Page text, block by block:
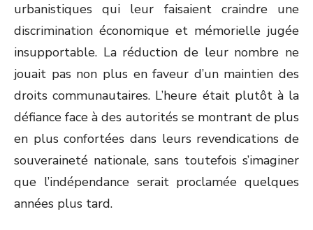
urbanistiques qui leur faisaient craindre une
discrimination économique et mémorielle jugée
insupportable. La réduction de leur nombre ne
jouait pas non plus en faveur d’un maintien des
droits communautaires. L’heure était plutôt à la
défiance face à des autorités se montrant de plus
en plus confortées dans leurs revendications de
souveraineté nationale, sans toutefois s’imaginer
que l’indépendance serait proclamée quelques
années plus tard.